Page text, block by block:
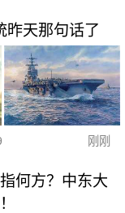
昨天那句话了
刚刚
何方？中东大